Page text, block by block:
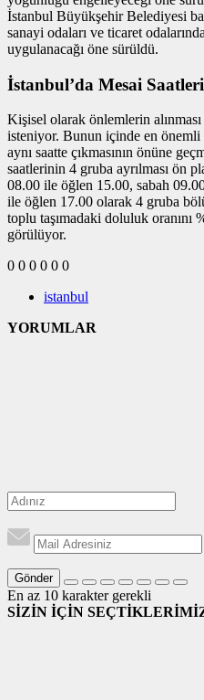
İstanbul Büyükşehir Belediyesi
sanayi odaları ve ticaret
uygulanacağı öne sürüldü.
İstanbul’da Mesai
Kişisel olarak önlemlerin
isteniyor. Bunun içinde en önemli
aynı saatte çıkmasının önüne
saatlerinin 4 gruba ayrılması ön
08.00 ile öğlen 15.00, sabah
ile öğlen 17.00 olarak 4 gruba
toplu taşımadaki doluluk oranını
görülüyor.
0 0 0 0 0 0
istanbul
YORUMLAR
Gönder
En az 10 karakter gerekli
SİZİN İÇİN